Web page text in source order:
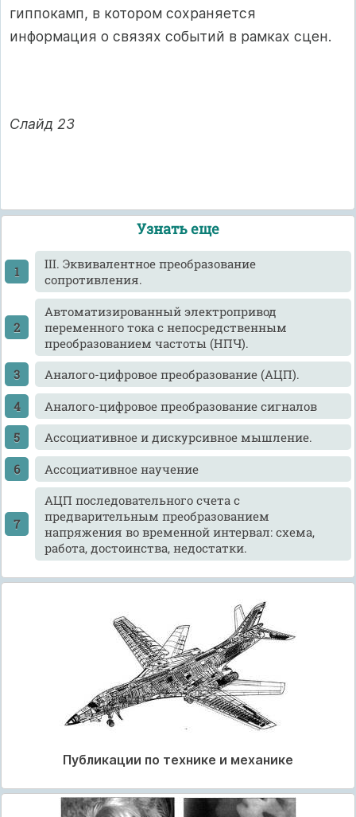
гиппокамп, в котором сохраняется
информация о связях событий в рамках сцен.
Слайд 23
Узнать еще
III. Эквивалентное преобразование
сопротивления.
Автоматизированный электропривод
переменного тока с непосредственным
преобразованием частоты (НПЧ).
Аналого-цифровое преобразование (АЦП).
Аналого-цифровое преобразование сигналов
Ассоциативное и дискурсивное мышление.
Ассоциативное научение
АЦП последовательного счета с
предварительным преобразованием
напряжения во временной интервал: схема,
работа, достоинства, недостатки.
Публикации по технике и механике